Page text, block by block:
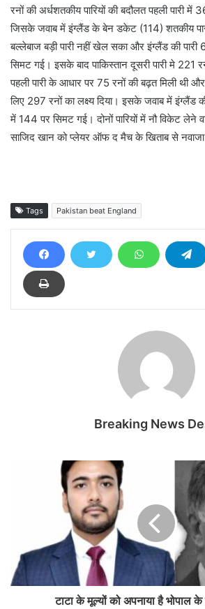
रनों की अर्धशतकीय पारियों की बदौलत पहली पारी में
जिसके जवाब में इंग्लैंड के बेन डकेट (114) शतकीय
बल्लेबाज बड़ी पारी नहीं खेल सका और इंग्लैंड की
सिमट गई। इसके बाद पाकिस्तान दूसरी पारी मे 221
पहली पारी के आधार पर 75 रनों की बढ़त मिली थी
लिए 297 रनों का लक्ष्य दिया। इसके जवाब में इंग्लैंड
में 144 पर सिमट गई। दोनों पारियों में नौ विकेट लेने
साजिद खान को प्लेयर ऑफ द मैच के खिताब से नवाजा
Tags Pakistan beat England
Breaking News
टाटा के मूल्यों को अपनाया है भोपाल